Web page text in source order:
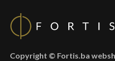
Copyright © Fortis.ba